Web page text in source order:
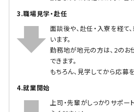
3.職場見学・赴任
面談後や、赴任・入寮を経て
います。
勤務地が地元の方は、2の
できます。
もちろん、見学してから応募
4.就業開始
上司・先輩がしっかりサポー